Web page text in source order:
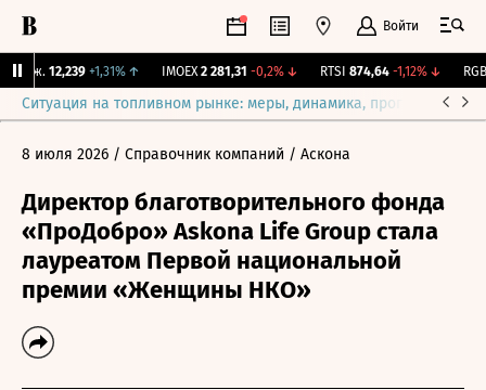
Войти
12,239 +1,31% ↑ IMOEX 2 281,31 -0,2%↓ RTSI 874,64 -1,12%↓ RGBI
Ситуация на топливном рынке: меры, динамика, прогнозы
8 июля 2026 / Справочник компаний / Аскона
Директор благотворительного фонда
«ПроДобро» Askona Life Group стала
лауреатом Первой национальной
премии «Женщины НКО»